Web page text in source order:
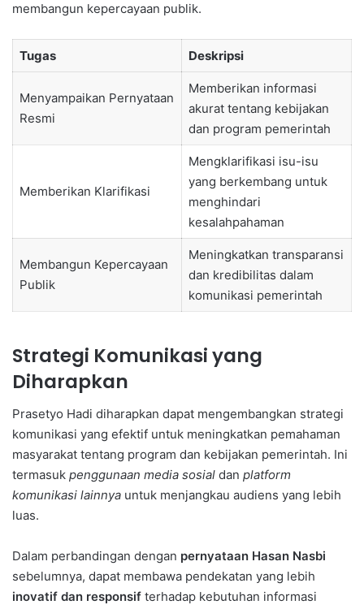
membangun kepercayaan publik.
Tugas Deskripsi
Menyampaikan Pernyataan
Resmi
Memberikan informasi
akurat tentang kebijakan
dan program pemerintah
Memberikan Klarifikasi
Mengklarifikasi isu-isu
yang berkembang untuk
menghindari
kesalahpahaman
Membangun Kepercayaan
Publik
Meningkatkan transparansi
dan kredibilitas dalam
komunikasi pemerintah
Strategi Komunikasi yang
Diharapkan
Prasetyo Hadi diharapkan dapat mengembangkan strategi
komunikasi yang efektif untuk meningkatkan pemahaman
masyarakat tentang program dan kebijakan pemerintah. Ini
termasuk penggunaan media sosial dan platform
komunikasi lainnya untuk menjangkau audiens yang lebih
luas.
Dalam perbandingan dengan pernyataan Hasan Nasbi
sebelumnya, dapat membawa pendekatan yang lebih
inovatif dan responsif terhadap kebutuhan informasi